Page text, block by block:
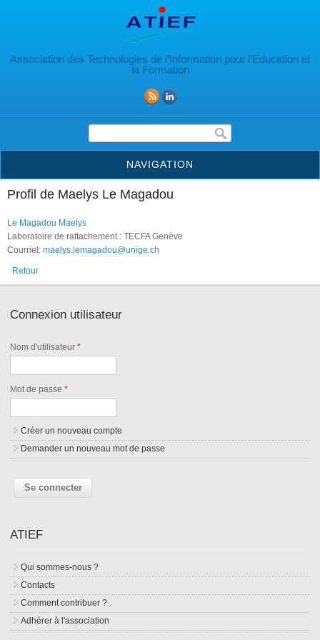
Association des Technologies de l’Information pour l’Education et
la Formation
Formulaire de recherche
NAVIGATION
Profil de Maelys Le Magadou
Le Magadou Maelys
Laboratoire de rattachement : TECFA Genève
Courriel: maelys.lemagadou@unige.ch
Retour
Connexion utilisateur
Nom d'utilisateur*
Mot de passe*
Créer un nouveau compte
Demander un nouveau mot de passe
ATIEF
Qui sommes-nous ?
Contacts
Comment contribuer ?
Adhérer à l'association